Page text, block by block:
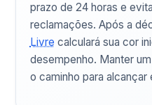
prazo de 24 horas e
reclamações. Após a
Livre calculará sua cor
desempenho. Manter
o caminho para